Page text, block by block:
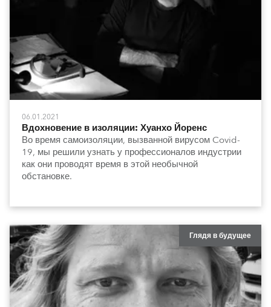
06.01.2021
Вдохновение в изоляции: Хуанхо Йоренс
Во время самоизоляции, вызванной вирусом Covid-
19, мы решили узнать у профессионалов индустрии
как они проводят время в этой необычной
обстановке.
Глядя в будущее